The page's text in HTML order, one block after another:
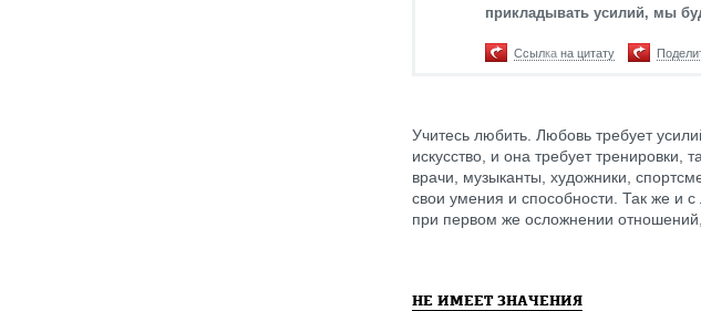
прикладывать усилий, мы
Ссылка на цитату
Учитесь любить. Любовь требует
искусство, и она требует
врачи, музыканты, художники,
свои умения и способности. Так же и
при первом же осложнении
НЕ ИМЕЕТ ЗНАЧЕНИЯ